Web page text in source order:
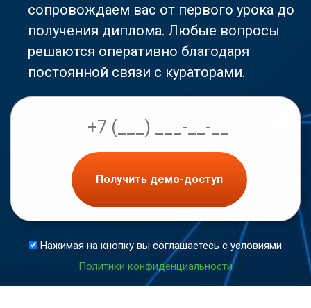
сопровождаем вас от первого урока до
получения диплома. Любые вопросы
решаются оперативно благодаря
постоянной связи с кураторами.
Получить демо-доступ
Нажимая на кнопку вы соглашаетесь с условиями
Политики конфиденциальности